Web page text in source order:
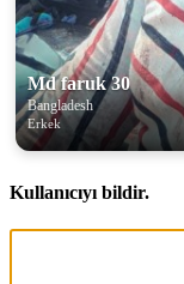
Md faruk 30
Bangladesh
Erkek
Kullanıcıyı bildir.